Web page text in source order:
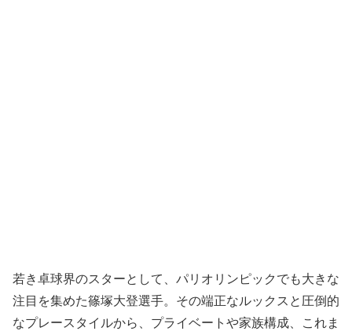
若き卓球界のスターとして、パリオリンピックでも大きな
注目を集めた篠塚大登選手。その端正なルックスと圧倒的
なプレースタイルから、プライベートや家族構成、これま